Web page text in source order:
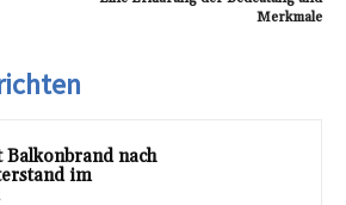
Merkmale
Balkonbrand nach
im